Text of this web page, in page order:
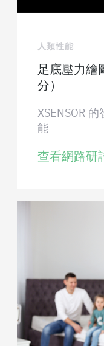
人類性能
足底壓力繪
分）
XSENSOR
能
查看網路研